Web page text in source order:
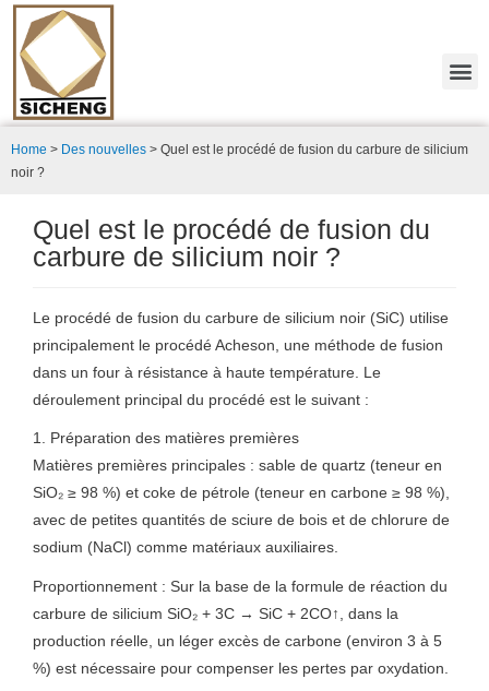
Home > Des nouvelles > Quel est le procédé de fusion du carbure de silicium
noir ?
Quel est le procédé de fusion du
carbure de silicium noir ?
Le procédé de fusion du carbure de silicium noir (SiC) utilise
principalement le procédé Acheson, une méthode de fusion
dans un four à résistance à haute température. Le
déroulement principal du procédé est le suivant :
1. Préparation des matières premières
Matières premières principales : sable de quartz (teneur en
SiO₂ ≥ 98 %) et coke de pétrole (teneur en carbone ≥ 98 %),
avec de petites quantités de sciure de bois et de chlorure de
sodium (NaCl) comme matériaux auxiliaires.
Proportionnement : Sur la base de la formule de réaction du
carbure de silicium SiO₂ + 3C → SiC + 2CO↑, dans la
production réelle, un léger excès de carbone (environ 3 à 5
%) est nécessaire pour compenser les pertes par oxydation.